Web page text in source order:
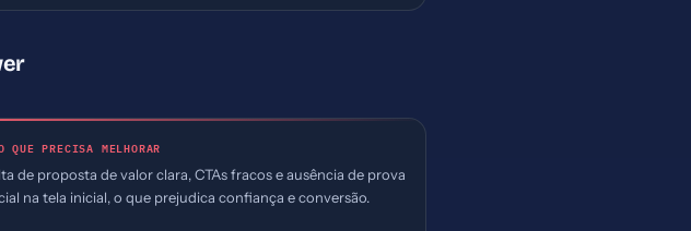
QUE PRECISA MELHORAR
de proposta de valor clara, CTAs fracos e ausência de prova
na tela inicial, o que prejudica confiança e conversão.